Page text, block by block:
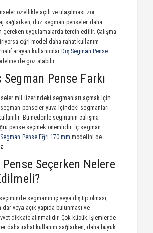
özellikle açılı ve ulaşılması zor
sağlarken, düz segman penseler daha
gereken uygulamalarda tercih edilir. Çalışma
eğri model daha rahat kullanım
arayan kullanıcılar Dış Segman Pense
de göz atabilir.
Segman Pense Farkı
mil üzerindeki segmanları açmak için
segman penseler yuva içindeki segmanları
Bu nedenle segmanın çalışma
pense seçmek önemlidir. İç segman
Pense Eğri 170 mm modelini de
Seçerken Nelere
segmanın iç veya dış tip olması,
dar veya açık yapıda bulunması ve
dikkate alınmalıdır. Çok küçük işlemlerde
daha rahat kullanım sağlarken, daha büyük